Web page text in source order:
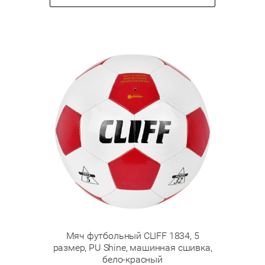
Мяч футбольный CLIFF 1834, 5
размер, PU Shine, машинная сшивка,
бело-красный